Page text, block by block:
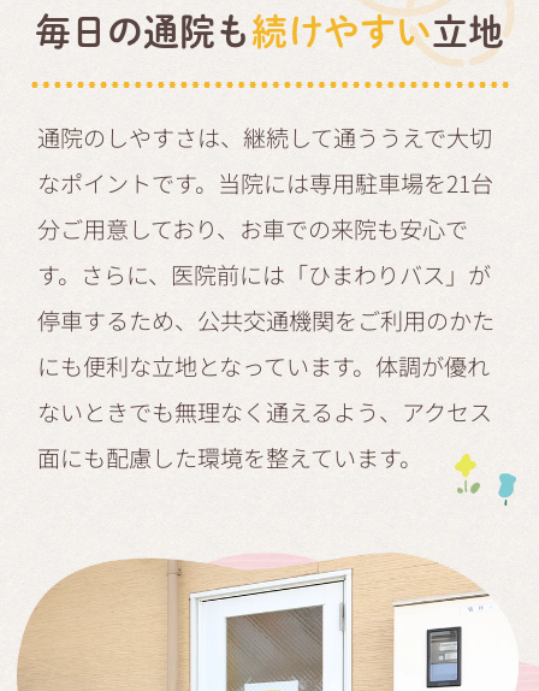
毎日の通院も続けやすい立地
通院のしやすさは、継続して通ううえで大切
なポイントです。当院には専用駐車場を21台
分ご用意しており、お車での来院も安心で
す。さらに、医院前には「ひまわりバス」が
停車するため、公共交通機関をご利用のかた
にも便利な立地となっています。体調が優れ
ないときでも無理なく通えるよう、アクセス
面にも配慮した環境を整えています。